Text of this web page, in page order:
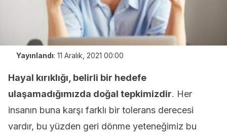
Yayınlandı: 11 Aralık, 2021 00:00
Hayal kırıklığı, belirli bir hedefe
ulaşamadığımızda doğal tepkimizdir. Her
insanın buna karşı farklı bir tolerans derecesi
vardır, bu yüzden geri dönme yeteneğimiz bu